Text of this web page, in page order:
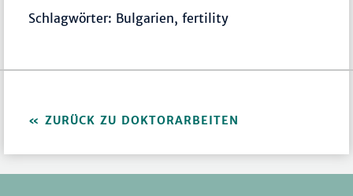
Schlagwörter: Bulgarien, fertility
ZURÜCK ZU DOKTORARBEITEN